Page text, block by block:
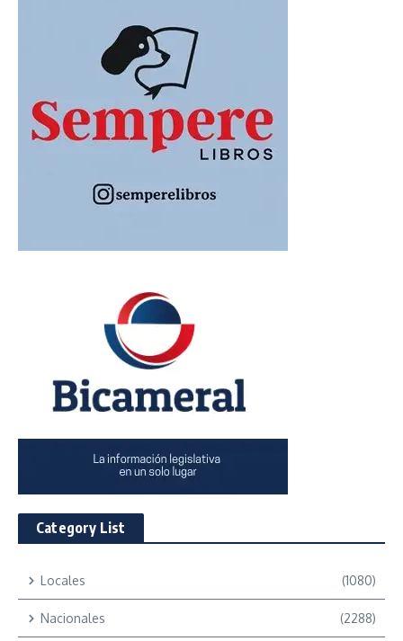
Category List
Locales (1080)
Nacionales (2288)